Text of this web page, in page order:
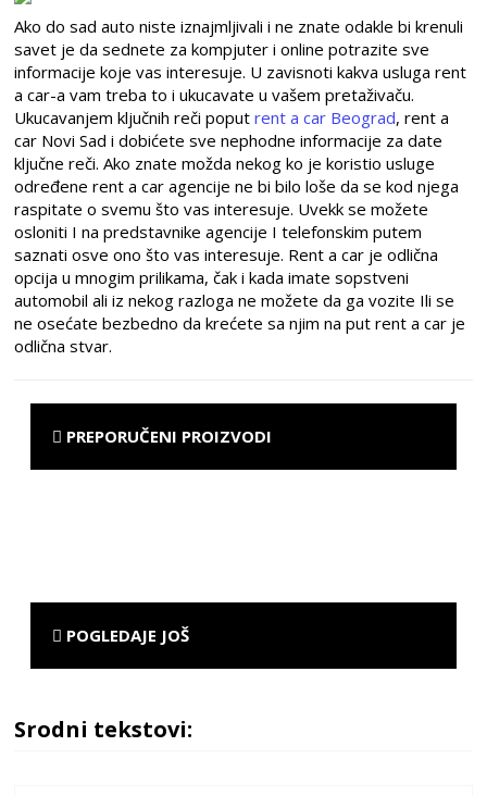
Ako do sad auto niste iznajmljivali i ne znate odakle bi krenuli
savet je da sednete za kompjuter i online potrazite sve
informacije koje vas interesuje. U zavisnoti kakva usluga rent
a car-a vam treba to i ukucavate u vašem pretaživaču.
Ukucavanjem ključnih reči poputrent a car Beograd, rent a
car Novi Sad i dobićete sve nephodne informacije za date
ključne reči. Ako znate možda nekog ko je koristio usluge
određene rent a car agencije ne bi bilo loše da se kod njega
raspitate o svemu što vas interesuje. Uvekk se možete
osloniti I na predstavnike agencije I telefonskim putem
saznati osve ono što vas interesuje. Rent a car je odlična
opcija u mnogim prilikama, čak i kada imate sopstveni
automobil ali iz nekog razloga ne možete da ga vozite Ili se
ne osećate bezbedno da krećete sa njim na put rent a car je
odlična stvar.
PREPORUČENI PROIZVODI
POGLEDAJE JOŠ
Srodni tekstovi: